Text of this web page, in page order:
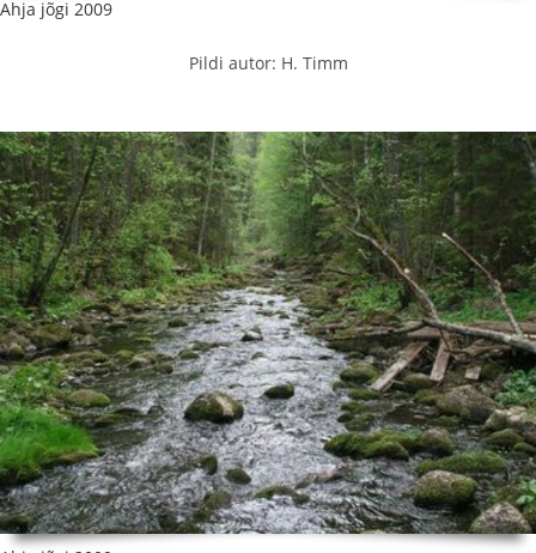
Ahja jõgi 2009
Pildi autor: H. Timm